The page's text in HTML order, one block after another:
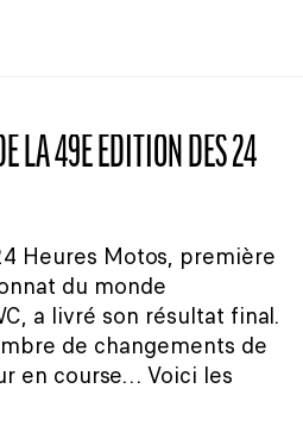
LA 49E ÉDITION DES 24
Heures Motos, première
du monde
a livré son résultat final.
de changements de
en course… Voici les